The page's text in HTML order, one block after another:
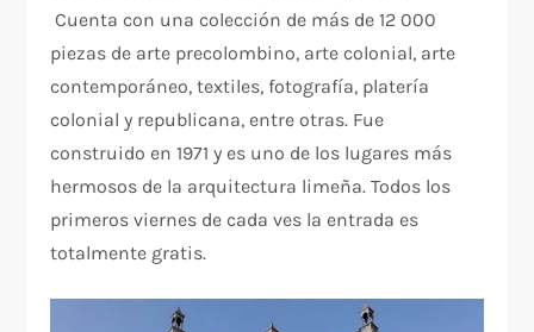
Cuenta con una colección de más de 12 000
piezas de arte precolombino, arte colonial, arte
contemporáneo, textiles, fotografía, platería
colonial y republicana, entre otras. Fue
construido en 1971 y es uno de los lugares más
hermosos de la arquitectura limeña. Todos los
primeros viernes de cada ves la entrada es
totalmente gratis.